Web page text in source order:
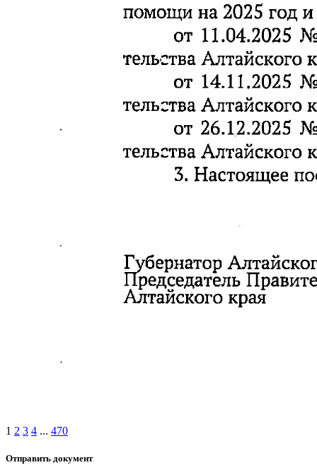
1 2 3 4 ... 470
Отправить документ